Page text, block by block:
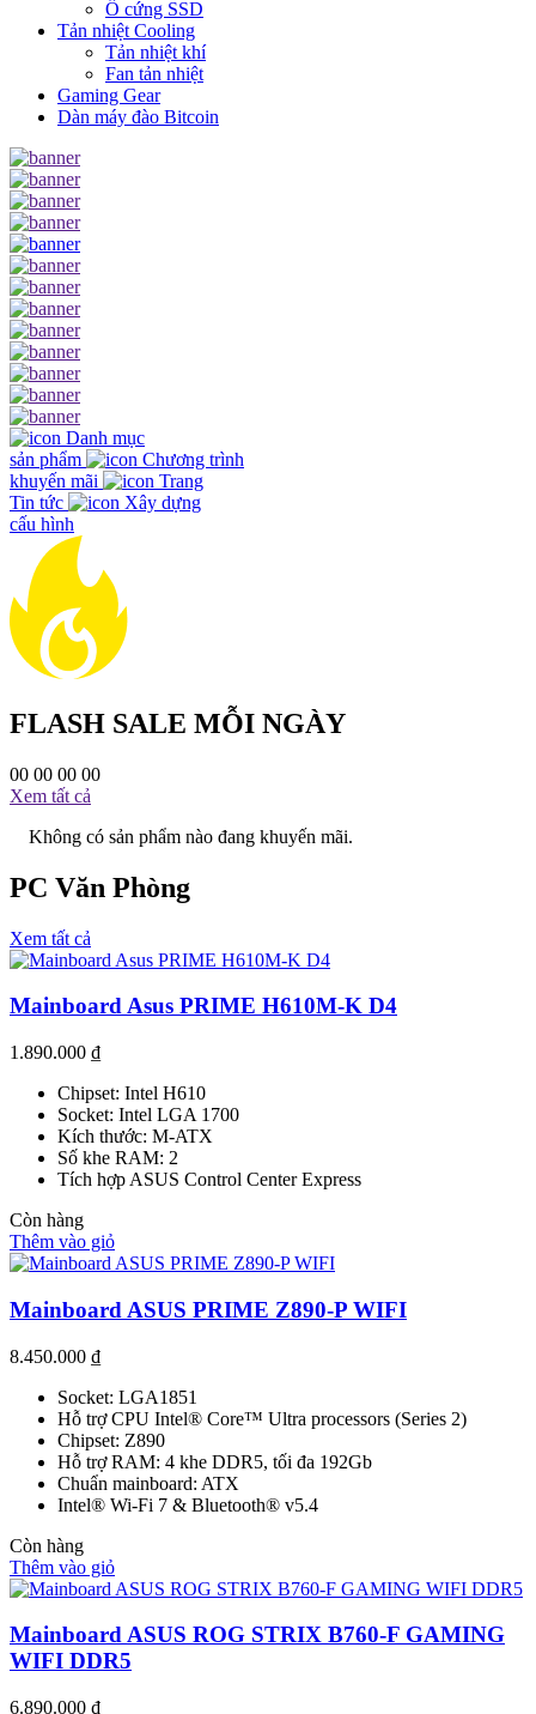
Ổ cứng SSD
Tản nhiệt Cooling
Tản nhiệt khí
Fan tản nhiệt
Gaming Gear
Dàn máy đào Bitcoin
Danh mục
sản phẩm
Chương trình
khuyến mãi
Trang
Tin tức
Xây dựng
cấu hình
FLASH SALE MỖI NGÀY
00 00 00 00
Xem tất cả
Không có sản phẩm nào đang khuyến mãi.
PC Văn Phòng
Xem tất cả
Mainboard Asus PRIME H610M-K D4
1.890.000 ₫
Chipset: Intel H610
Socket: Intel LGA 1700
Kích thước: M-ATX
Số khe RAM: 2
Tích hợp ASUS Control Center Express
Còn hàng
Thêm vào giỏ
Mainboard ASUS PRIME Z890-P WIFI
8.450.000 ₫
Socket: LGA1851
Hỗ trợ CPU Intel® Core™ Ultra processors (Series 2)
Chipset: Z890
Hỗ trợ RAM: 4 khe DDR5, tối đa 192Gb
Chuẩn mainboard: ATX
Intel® Wi-Fi 7 & Bluetooth® v5.4
Còn hàng
Thêm vào giỏ
Mainboard ASUS ROG STRIX B760-F GAMING
WIFI DDR5
6.890.000 ₫